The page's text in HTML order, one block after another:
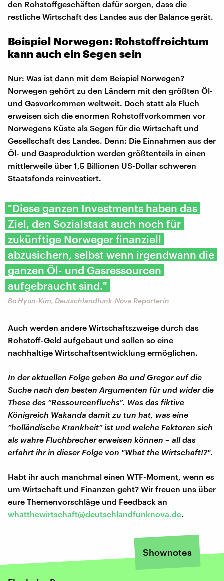
den Rohstoffgeschäften dafür sorgen, dass die
restliche Wirtschaft des Landes aus der Balance gerät.
Beispiel Norwegen: Rohstoffreichtum
kann auch ein Segen sein
Nur: Was ist dann mit dem Beispiel Norwegen?
Norwegen gehört zu den Ländern mit den größten Öl-
und Gasvorkommen weltweit. Doch statt als Fluch
erweisen sich die enormen Rohstoffvorkommen vor
Norwegens Küste als Segen für die Wirtschaft und
Gesellschaft des Landes. Denn: Die Einnahmen aus der
Öl- und Gasproduktion werden größtenteils in einen
mittlerweile über 1,5 Billionen US-Dollar schweren
Staatsfonds reinvestiert.
"Diese ganzen Investments haben das
Ziel, den Sozialstaat auch noch für
zukünftige Norweger finanziell
abzusichern, selbst wenn irgendwann die
ganzen Öl- und Gasressourcen
aufgebraucht sind."
Bo Hyun-Kim, Deutschlandfunk-Nova Reporterin
Auch werden andere Wirtschaftszweige durch das
Rohstoff-Geld aufgebaut und sollen so eine
nachhaltige Wirtschaftsentwicklung ermöglichen.
In der aktuellen Folge gehen Bo und Gregor auf die
Suche nach den besten Argumenten für und wider die
These des “Ressourcenfluchs”. Was das fiktive
Königreich Wakanda damit zu tun hat, was eine
“holländische Krankheit” ist und welche Faktoren sich
als wahre Fluchbrecher erweisen können – all das
erfahrt ihr in dieser Folge von "What the Wirtschaft!?".
Habt ihr auch manchmal einen WTF-Moment, wenn es
um Wirtschaft und Finanzen geht? Wir freuen uns über
eure Themenvorschläge und Feedback an
whatthewirtschaft@deutschlandfunknova.de.
Shownotes